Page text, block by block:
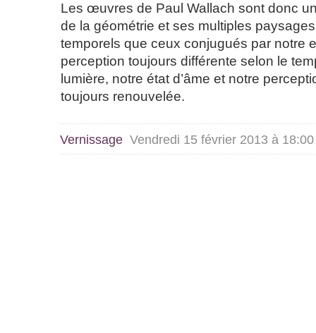
Les œuvres de Paul Wallach sont donc
de la géométrie et ses multiples
temporels que ceux conjugués par notre
perception toujours différente selon le
lumière, notre état d’âme et notre
toujours renouvelée.
Vernissage Vendredi 15 février 2013 à 18:00